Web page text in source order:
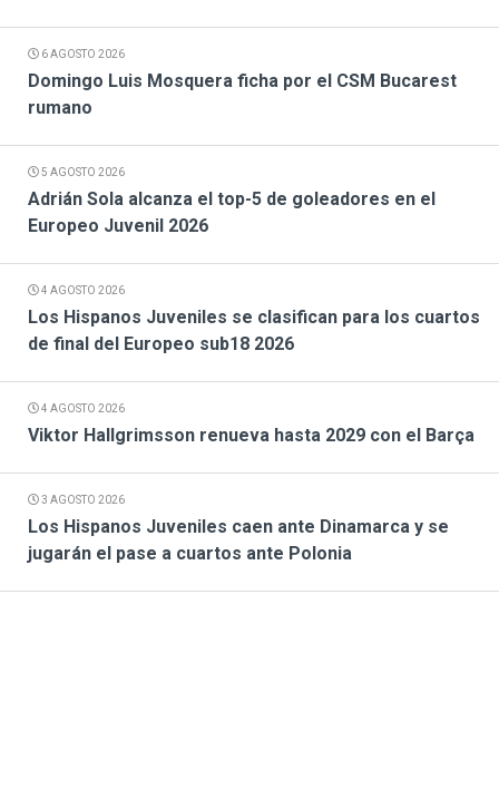
6 AGOSTO 2026
Domingo Luis Mosquera ficha por el CSM Bucarest
rumano
5 AGOSTO 2026
Adrián Sola alcanza el top-5 de goleadores en el
Europeo Juvenil 2026
4 AGOSTO 2026
Los Hispanos Juveniles se clasifican para los cuartos
de final del Europeo sub18 2026
4 AGOSTO 2026
Viktor Hallgrimsson renueva hasta 2029 con el Barça
3 AGOSTO 2026
Los Hispanos Juveniles caen ante Dinamarca y se
jugarán el pase a cuartos ante Polonia